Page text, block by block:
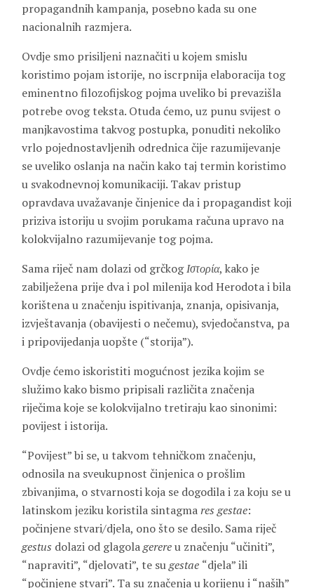
propagandnih kampanja, posebno kada su one
nacionalnih razmjera.
Ovdje smo prisiljeni naznačiti u kojem smislu
koristimo pojam istorije, no iscrpnija elaboracija tog
eminentno filozofijskog pojma uveliko bi prevazišla
potrebe ovog teksta. Otuda ćemo, uz punu svijest o
manjkavostima takvog postupka, ponuditi nekoliko
vrlo pojednostavljenih odrednica čije razumijevanje
se uveliko oslanja na način kako taj termin koristimo
u svakodnevnoj komunikaciji. Takav pristup
opravdava uvažavanje činjenice da i propagandist koji
priziva istoriju u svojim porukama računa upravo na
kolokvijalno razumijevanje tog pojma.
Sama riječ nam dolazi od grčkogΙστορία, kako je
zabilježena prije dva i pol milenija kod Herodota i bila
korištena u značenju ispitivanja, znanja, opisivanja,
izvještavanja (obavijesti o nečemu), svjedočanstva, pa
i pripovijedanja uopšte (“storija”).
Ovdje ćemo iskoristiti mogućnost jezika kojim se
služimo kako bismo pripisali različita značenja
riječima koje se kolokvijalno tretiraju kao sinonimi:
povijest i istorija.
“Povijest” bi se, u takvom tehničkom značenju,
odnosila na sveukupnost činjenica o prošlim
zbivanjima, o stvarnosti koja se dogodila i za koju se u
latinskom jeziku koristila sintagmares gestae:
počinjene stvari/djela, ono što se desilo. Sama riječ
gestus dolazi od glagolagerereu značenju “učiniti”,
“napraviti”, “djelovati”, te sugestae “djela” ili
“počinjene stvari”. Ta su značenja u korijenu i “naših”